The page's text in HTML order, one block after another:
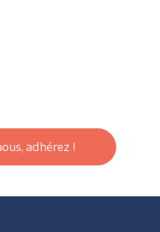
adhérez !